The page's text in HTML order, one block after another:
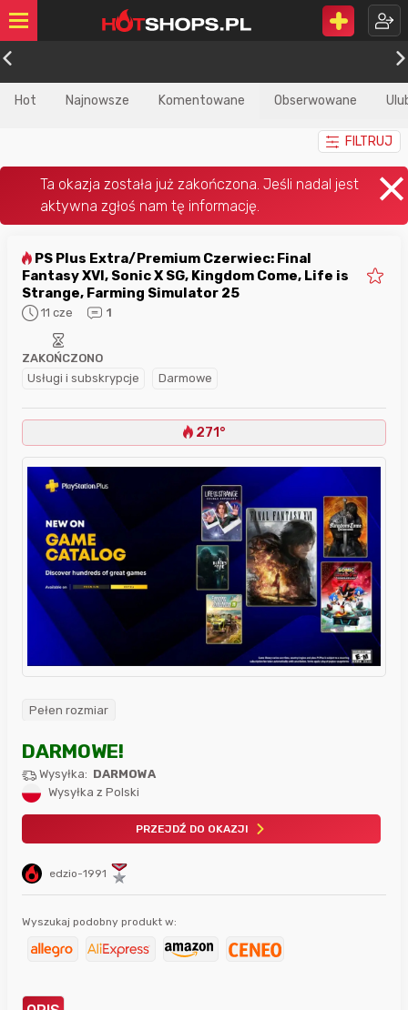
Hot Najnowsze Komentowane Obserwowane
FILTRUJ
Fantasy XVI, Sonic X SG, Kingdom Come, Life is
Strange, Farming Simulator 25
11 cze 1
Usługi i subskrypcje Darmowe
ZAKOŃCZONO
271°
Pełen rozmiar
edzio-1991
DARMOWE!
Wysyłka: DARMOWA
Wysyłka z Polski
PRZEJDŹ DO OKAZJI
Wyszukaj podobny produkt w: